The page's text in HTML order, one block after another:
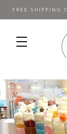
FREE SHIPPING